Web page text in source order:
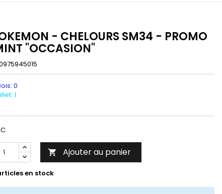
- CHELOURS SM34 - PROMO
"OCCASION"
0
1
 Ajouter au panier
en stock